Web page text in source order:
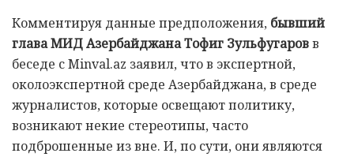
Комментируя данные предположения, бывший
глава МИД Азербайджана Тофиг Зульфугаровв
беседе с Minval.az заявил, что в экспертной,
околоэкспертной среде Азербайджана, в среде
журналистов, которые освещают политику,
возникают некие стереотипы, часто
подброшенные из вне. И, по сути, они являются